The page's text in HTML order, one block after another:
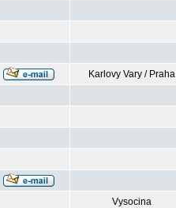
Karlovy Vary / Praha
Vysocina